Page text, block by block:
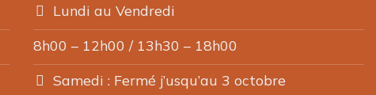
Lundi au Vendredi
8h00 – 12h00 / 13h30 – 18h00
Samedi : Fermé j’usqu’au 3 octobre